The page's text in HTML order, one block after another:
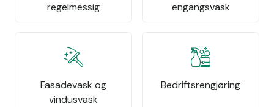
regelmessig
engangsvask
Fasadevask og
vindusvask
Bedriftsrengjøring